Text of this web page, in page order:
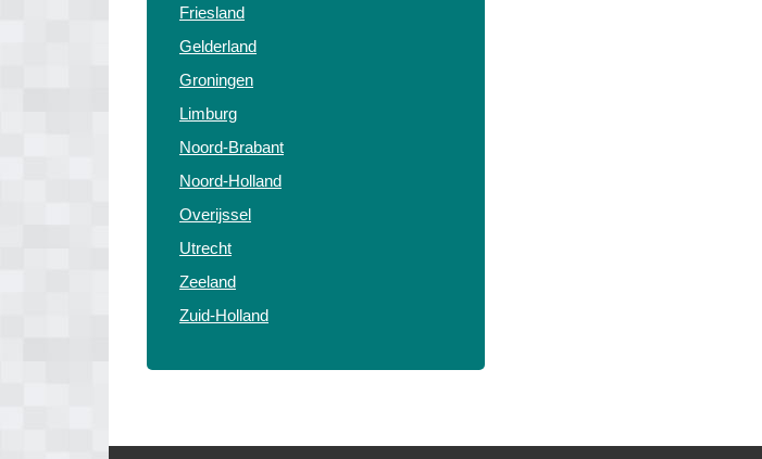
Friesland
Gelderland
Groningen
Limburg
Noord-Brabant
Noord-Holland
Overijssel
Utrecht
Zeeland
Zuid-Holland